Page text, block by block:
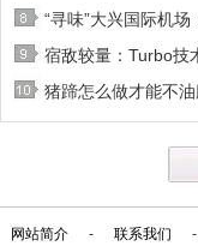
“寻味”大兴国际机
宿敌较量：Turbo技
猪蹄怎么做才能不
网站简介 - 联系我们